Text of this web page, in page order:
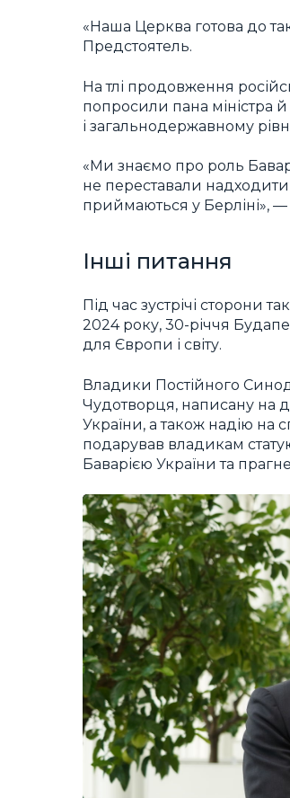
«Наша Церква готова до
Предстоятель.
На тлі продовження
попросили пана міністра й
і загальнодержавному
«Ми знаємо про роль
не переставали
приймаються у Берліні»,
Інші питання
Під час зустрічі сторони
2024 року, 30-річчя
для Європи і світу.
Владики Постійного
Чудотворця, написану на
України, а також надію
подарував владикам
Баварією України та